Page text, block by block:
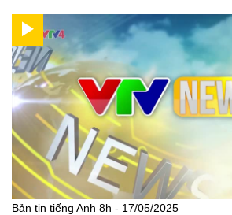
Bản tin tiếng Anh 8h - 17/05/2025